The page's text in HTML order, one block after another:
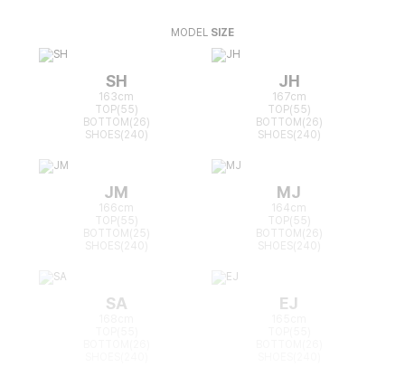
MODEL SIZE
SH
163cm
TOP(55)
BOTTOM(26)
SHOES(240)
JH
167cm
TOP(55)
BOTTOM(26)
SHOES(240)
JM
166cm
TOP(55)
BOTTOM(25)
MJ
164cm
TOP(55)
BOTTOM(26)
SA EJ